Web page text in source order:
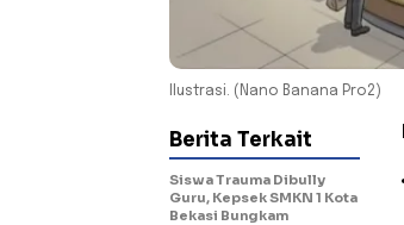
Ilustrasi. (Nano Banana Pro2)
Berita Terkait
Siswa Trauma Dibully
Guru, Kepsek SMKN 1 Kota
Bekasi Bungkam